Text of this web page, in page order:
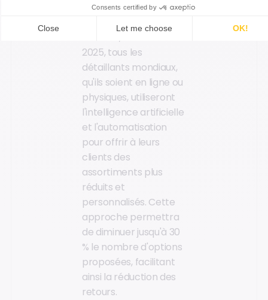
peut jouer un rôle
déterminant. Selon
Gartner, d'ici la fin
2025, tous les
détaillants mondiaux,
qu'ils soient en ligne ou
physiques, utiliseront
l'intelligence artificielle
et l'automatisation
pour offrir à leurs
clients des
assortiments plus
réduits et
personnalisés. Cette
approche permettra
de diminuer jusqu'à 30
% le nombre d'options
proposées, facilitant
ainsi la réduction des
retours.